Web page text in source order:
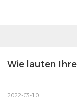
Wie lauten
2022-03-10